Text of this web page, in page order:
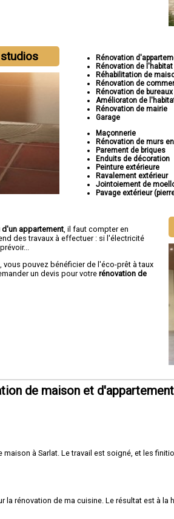
Rénovation
Rénovation de l'habitat
Réhabilitation de
Rénovation de
Rénovation de bureaux
Amélioraton de
Rénovation de mairie
Garage
Maçonnerie
Rénovation de murs
Parement de briques
Enduits de décoration
Peinture extérieure
Ravalement extérieur
Jointoiement de
Pavage extérieur
appartement , il faut compter en
des travaux à effectuer : si l'électricité
pouvez bénéficier de l'éco-prêt à taux
un devis pour votre rénovation de
de maison et
à Sarlat. Le travail est soigné, et les
rénovation de ma cuisine. Le résultat est à la